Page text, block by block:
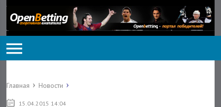
Главная Новости
15.04.2015 14:04